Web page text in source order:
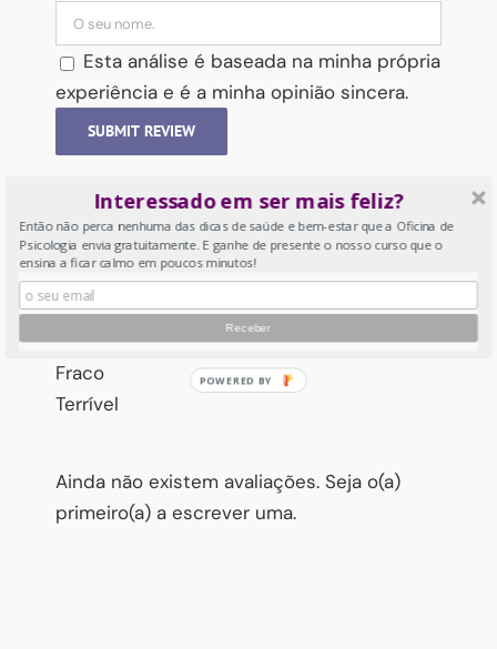
Esta análise é baseada na minha própria
experiência e é a minha opinião sincera.
SUBMIT REVIEW
0
0 em 5 estrelas (total de 0 avaliações)
Excelente
Muito bom
Médio
Fraco
Terrível
Ainda não existem avaliações. Seja o(a)
primeiro(a) a escrever uma.
Interessado em ser mais feliz?
Então não perca nenhuma das dicas de saúde e bem-estar que a Oficina de
Psicologia envia gratuitamente. E ganhe de presente o nosso curso que o
ensina a ficar calmo em poucos minutos!